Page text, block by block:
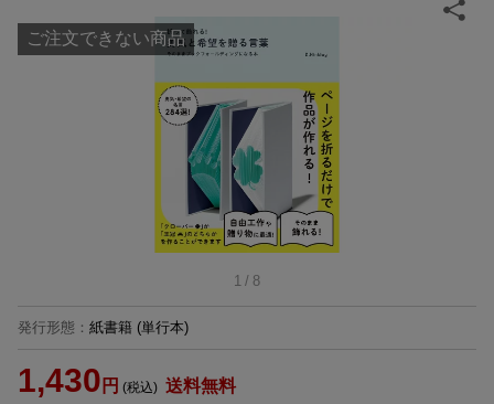
ご注文できない商品
1 / 8
発行形態 ： 紙書籍 (単行本)
1,430 円 (税込) 送料無料